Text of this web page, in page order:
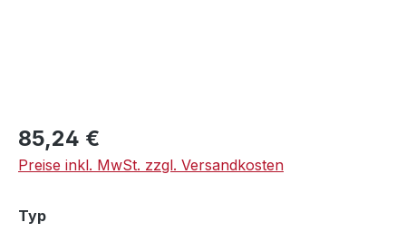
Regulärer Preis:
85,24 €
Preise inkl. MwSt. zzgl. Versandkosten
Typauswählen